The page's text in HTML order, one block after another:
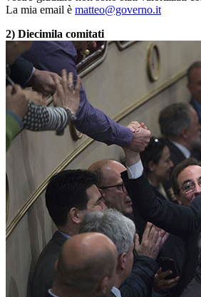
La mia email è matteo@governo.it
2) Diecimila comitati